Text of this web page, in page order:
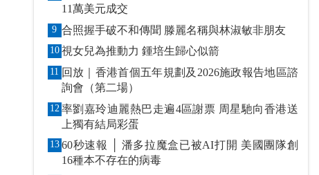
11萬美元成交
9 合照握手破不和傳聞 滕麗名稱與林淑敏非朋友
10 視女兒為推動力 鍾培生歸心似箭
11 回放｜香港首個五年規劃及2026施政報告地區諮
詢會（第二場）
12 率劉嘉玲迪麗熱巴走遍4區謝票 周星馳向香港送
上獨有結局彩蛋
13 60秒速報 │ 潘多拉魔盒已被AI打開 美國團隊創
16種本不存在的病毒